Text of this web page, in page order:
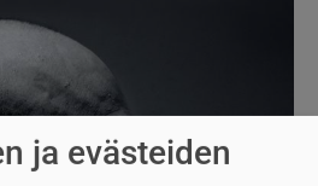
ja evästeiden